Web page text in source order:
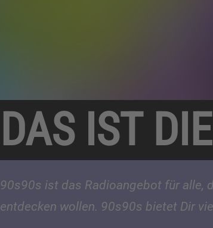
DAS IST
90s90s ist das Radioangebot für alle,
entdecken wollen. 90s90s bietet Dir